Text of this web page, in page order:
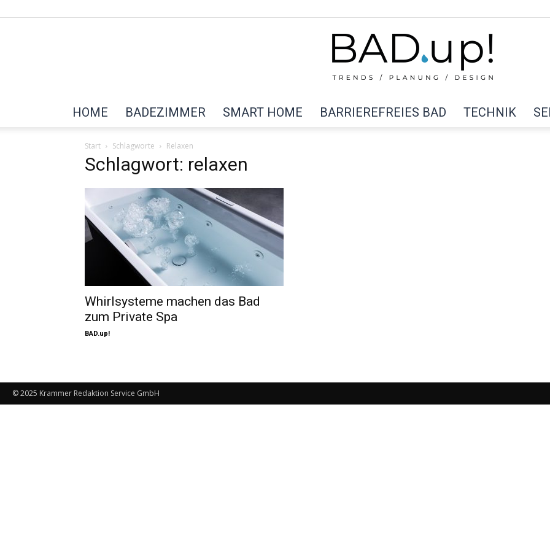
HOME BADEZIMMER SMART HOME BARRIEREFREIES BAD TECHNIK
Start Schlagworte Relaxen
Schlagwort: relaxen
Whirlsysteme machen das Bad
zum Private Spa
BAD.up!
© 2025 Krammer Redaktion Service GmbH